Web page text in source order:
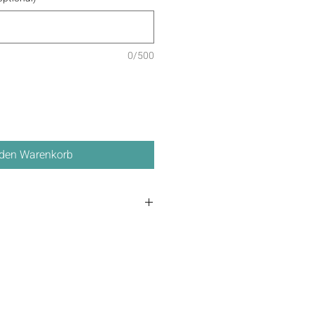
0/500
Warenkorb